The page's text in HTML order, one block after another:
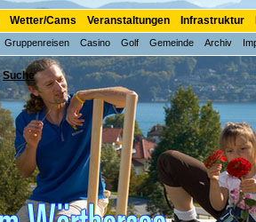
Wetter/Cams Veranstaltungen Infrastruktur
Gruppenreisen Casino Golf Gemeinde Archiv
Suche